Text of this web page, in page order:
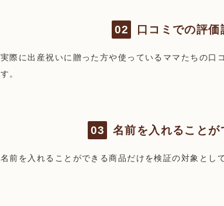
口コミでの評
実際に出産祝いに贈った方や使っているママたちの口
す。
名前を入れることが
名前を入れることができる商品だけを検証の対象とし